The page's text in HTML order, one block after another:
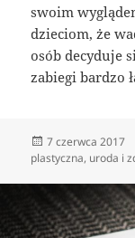
swoim
dzieciom, że
osób decyduje
zabiegi bardzo
Data
publikacji
7 czerwca 2017
plastyczna, uroda i